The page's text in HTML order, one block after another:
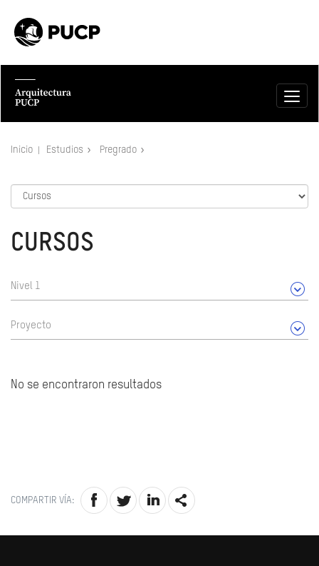
Inicio Estudios Pregrado
CURSOS
Nivel 1
Proyecto
No se encontraron resultados
COMPARTIR VÍA: